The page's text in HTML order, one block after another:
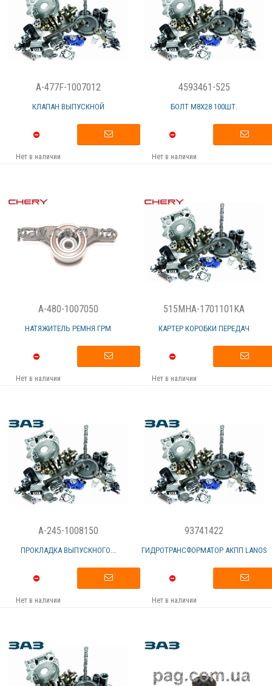
A-477F-1007012
КЛАПАН ВЫПУСКНОЙ
Нет в наличии
4593461-525
БОЛТ М8Х28 100ШТ.
Нет в наличии
A-480-1007050
НАТЯЖИТЕЛЬ РЕМНЯ ГРМ
Нет в наличии
515MHA-1701101KA
КАРТЕР КОРОБКИ ПЕРЕДАЧ
Нет в наличии
A-245-1008150
ПРОКЛАДКА ВЫПУСКНОГО...
Нет в наличии
93741422
ГИДРОТРАНСФОРМАТОР АКПП LANOS
Нет в наличии